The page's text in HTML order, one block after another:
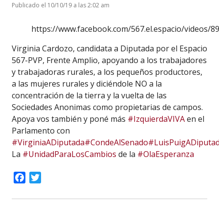
Publicado el 10/10/19 a las 2:02 am
https://www.facebook.com/567.el.espacio/videos/
Virginia Cardozo, candidata a Diputada por el Espacio
567-PVP, Frente Amplio, apoyando a los trabajadores
y trabajadoras rurales, a los pequeños productores,
a las mujeres rurales y diciéndole NO a la
concentración de la tierra y la vuelta de las
Sociedades Anonimas como propietarias de campos.
Apoya vos también y poné más #IzquierdaVIVAen el
Parlamento con
#VirginiaADiputada#CondeAlSenado
La #UnidadParaLosCambios de la #OlaEsperanza
Facebook